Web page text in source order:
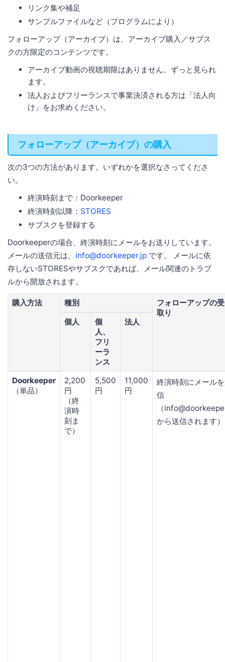
リンク集や補足
サンプルファイルなど（プログラムにより）
フォローアップ（アーカイブ）は、アーカイブ購入／サブス
クの方限定のコンテンツです。
アーカイブ動画の視聴期限はありません。ずっと見られ
ます。
法人およびフリーランスで事業決済される方は「法人向
け」をお求めください。
フォローアップ（アーカイブ）の購入
次の3つの方法があります。いずれかを選択なさってくださ
い。
終演時刻まで：Doorkeeper
終演時刻以降： STORES
サブスクを登録する
Doorkeeperの場合、終演時刻にメールをお送りしています。
メールの送信元は、 info@doorkeeper.jp です。 メールに依
存しないSTORESやサブスクであれば、メール関連のトラブ
ルから開放されます。
購入方法 種別
フォローアップの
取り
個人
個
人、
フリ
ーラ
ンス
法人
Doorkeeper
（単品）
2,200
円
（終
演時
刻ま
で）
5,500
円
11,000
円
終演時刻にメール
信
（
から送信されます）